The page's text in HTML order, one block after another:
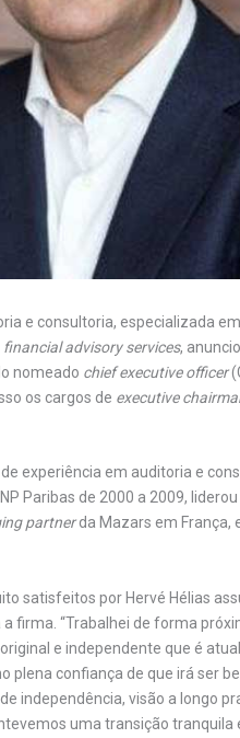
e consultoria, especializada
financial advisory services,
nomeado chief executive officer
os cargos de executive
experiência em auditoria e
Paribas de 2000 a 2009,
partnerda Mazars em França,
satisfeitos por Hervé Hélias
firma. “Trabalhei de forma
e independente que é
plena confiança de que irá ser
independência, visão a longo
uma transição tranquila